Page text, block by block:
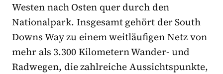
Westen nach Osten quer durch den
Nationalpark. Insgesamt gehört der South
Downs Way zu einem weitläufigen Netz von
mehr als 3.300 Kilometern Wander- und
Radwegen, die zahlreiche Aussichtspunkte,